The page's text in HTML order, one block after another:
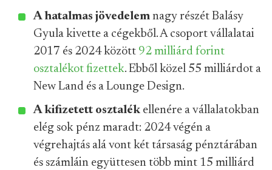
A hatalmas jövedelem nagy részét Balásy
Gyula kivette a cégekből. A csoport vállalatai
2017 és 2024 között 92 milliárd forint
osztalékot fizettek. Ebből közel 55 milliárdot a
New Land és a Lounge Design.
A kifizetett osztalék ellenére a vállalatokban
elég sok pénz maradt: 2024 végén a
végrehajtás alá vont két társaság pénztárában
és számláin együttesen több mint 15 milliárd